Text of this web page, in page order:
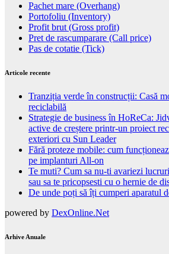
Pachet mare (Overhang)
Portofoliu (Inventory)
Profit brut (Gross profit)
Pret de rascumparare (Call price)
Pas de cotatie (Tick)
Articole recente
Tranziția verde în construcții: Casă
reciclabilă
Strategie de business în HoReCa:
active de creștere printr-un proiect
exteriori cu Sun Leader
Fără proteze mobile: cum
pe implanturi All-on
Te muti? Cum sa nu-ti avariezi
sau sa te pricopsesti cu o hernie de
De unde poți să îți cumperi aparatul
powered by DexOnline.Net
Arhive Anuale